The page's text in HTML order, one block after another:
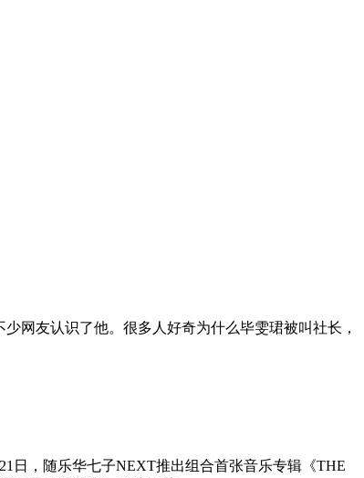
网友认识了他。很多人好奇为什么毕雯珺被叫社长，
日，随乐华七子NEXT推出组合首张音乐专辑《THE